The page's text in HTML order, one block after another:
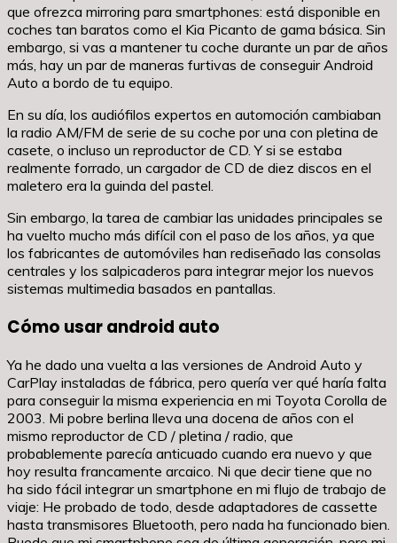
que ofrezca mirroring para smartphones: está disponible en
coches tan baratos como el Kia Picanto de gama básica. Sin
embargo, si vas a mantener tu coche durante un par de años
más, hay un par de maneras furtivas de conseguir Android
Auto a bordo de tu equipo.
En su día, los audiófilos expertos en automoción cambiaban
la radio AM/FM de serie de su coche por una con pletina de
casete, o incluso un reproductor de CD. Y si se estaba
realmente forrado, un cargador de CD de diez discos en el
maletero era la guinda del pastel.
Sin embargo, la tarea de cambiar las unidades principales se
ha vuelto mucho más difícil con el paso de los años, ya que
los fabricantes de automóviles han rediseñado las consolas
centrales y los salpicaderos para integrar mejor los nuevos
sistemas multimedia basados en pantallas.
Cómo usar android auto
Ya he dado una vuelta a las versiones de Android Auto y
CarPlay instaladas de fábrica, pero quería ver qué haría falta
para conseguir la misma experiencia en mi Toyota Corolla de
2003. Mi pobre berlina lleva una docena de años con el
mismo reproductor de CD / pletina / radio, que
probablemente parecía anticuado cuando era nuevo y que
hoy resulta francamente arcaico. Ni que decir tiene que no
ha sido fácil integrar un smartphone en mi flujo de trabajo de
viaje: He probado de todo, desde adaptadores de cassette
hasta transmisores Bluetooth, pero nada ha funcionado bien.